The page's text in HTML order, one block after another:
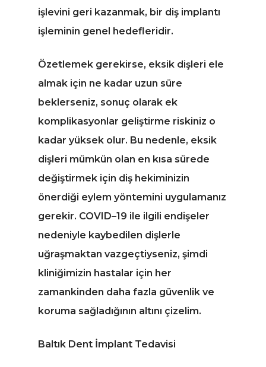
işlevini geri kazanmak, bir diş implantı
işleminin genel hedefleridir.
Özetlemek gerekirse, eksik dişleri ele
almak için ne kadar uzun süre
beklerseniz, sonuç olarak ek
komplikasyonlar geliştirme riskiniz o
kadar yüksek olur. Bu nedenle, eksik
dişleri mümkün olan en kısa sürede
değiştirmek için diş hekiminizin
önerdiği eylem yöntemini uygulamanız
gerekir. COVID–19 ile ilgili endişeler
nedeniyle kaybedilen dişlerle
uğraşmaktan vazgeçtiyseniz, şimdi
kliniğimizin hastalar için her
zamankinden daha fazla güvenlik ve
koruma sağladığının altını çizelim.
Baltık Dent İmplant Tedavisi